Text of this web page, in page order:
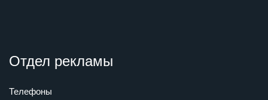
Отдел рекламы
Телефоны